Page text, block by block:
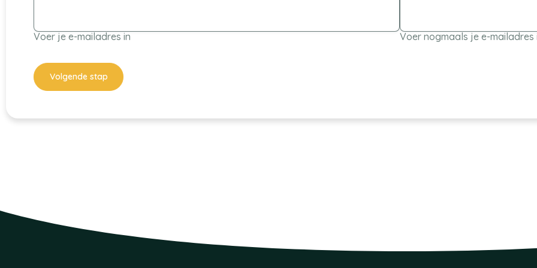
Voer je e-mailadres in Voer nogmaals je e-mailadres